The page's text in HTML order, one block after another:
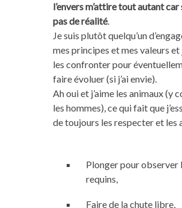
l’envers m’attire tout autant car
pas de réalité.
Je suis plutôt quelqu’un
mes principes et mes valeurs et
les confronter pour
faire évoluer (si j’ai envie).
Ah oui et j’aime les animaux (y
les hommes), ce qui fait que
de toujours les respecter et les
Plonger pour observer
requins,
Faire de la chute libre,